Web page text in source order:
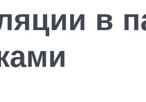
в